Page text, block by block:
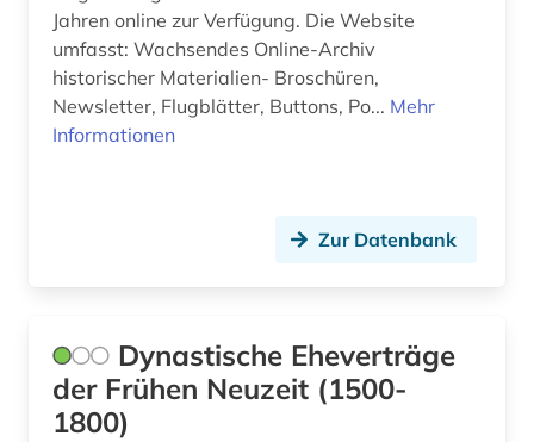
anthropogene klimaänderung (1)
anthropologie (6)
antisemitismus (2)
arabischer frühling (1)
arabistik (2)
GUS (17)
Griechenland (1)
Großbritannien (41)
Israel (4)
Jahren online zur Verfügung. Die Website
umfasst: Wachsendes Online-Archiv
historischer Materialien- Broschüren,
Newsletter, Flugblätter, Buttons, Po... Mehr
Informationen
Zur Datenbank
Dynastische Eheverträge
der Frühen Neuzeit (1500-
1800)